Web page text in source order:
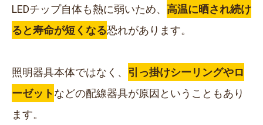
LEDチップ自体も熱に弱いため、 高温に晒され続け
ると寿命が短くなる恐れがあります。
照明器具本体ではなく、 引っ掛けシーリングやロ
ーゼットなどの配線器具が原因ということもあり
ます。